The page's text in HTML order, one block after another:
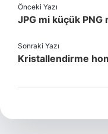
Önceki Yazı
JPG mi küçük PNG
Sonraki Yazı
Kristallendirme